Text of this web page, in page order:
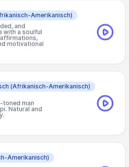
Amerikanisch)
and
with a soulful
motivational
(Afrikanisch-Amerikanisch)
toned man
Natural and
Amerikanisch)